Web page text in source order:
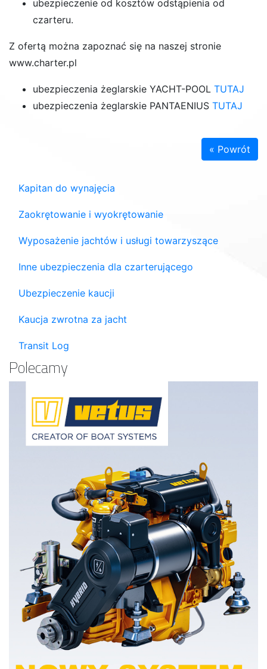
ubezpieczenie od kosztów odstąpienia od
czarteru.
Z ofertą można zapoznać się na naszej stronie
www.charter.pl
ubezpieczenia żeglarskie YACHT-POOL TUTAJ
ubezpieczenia żeglarskie PANTAENIUS TUTAJ
« Powrót
Kapitan do wynajęcia
Zaokrętowanie i wyokrętowanie
Wyposażenie jachtów i usługi towarzyszące
Inne ubezpieczenia dla czarterującego
Ubezpieczenie kaucji
Kaucja zwrotna za jacht
Transit Log
Polecamy